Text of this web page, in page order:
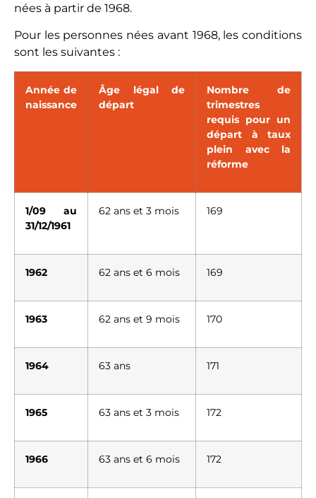
nées à partir de 1968.
Pour les personnes nées avant 1968, les conditions
sont les suivantes :
Année de
naissance
Âge légal de
départ
Nombre de
trimestres
requis pour un
départ à taux
plein avec la
réforme
1/09 au
31/12/1961
62 ans et 3 mois 169
1962 62 ans et 6 mois 169
1963 62 ans et 9 mois 170
1964 63 ans 171
1965 63 ans et 3 mois 172
1966 63 ans et 6 mois 172